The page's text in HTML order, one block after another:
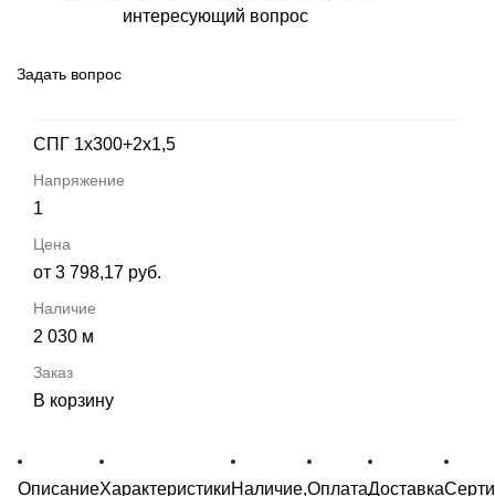
интересующий вопрос
Задать вопрос
СПГ 1х300+2х1,5
1
от 3 798,17 руб.
2 030 м
В корзину
ОписаниеХарактеристикиНаличие,ОплатаДоставка